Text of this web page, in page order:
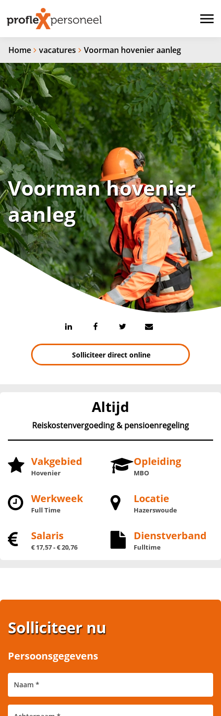
Home vacatures Voorman hovenier aanleg
Voorman hovenier
aanleg
Solliciteer direct online
Altijd
Reiskostenvergoeding & pensioenregeling
Vakgebied
Hovenier
Opleiding
MBO
Werkweek
Full Time
Locatie
Hazerswoude
Salaris
€ 17,57 - € 20,76
Dienstverband
Fulltime
Solliciteer nu
Persoonsgegevens